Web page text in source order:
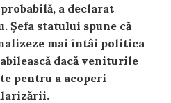
a declarat
Șefa statului spune că
mai întâi politica
dacă veniturile
pentru a acoperi